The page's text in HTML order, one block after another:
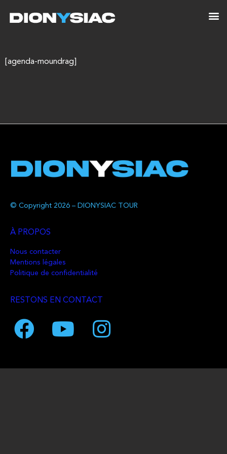
[agenda-moundrag]
© Copyright 2026 – DIONYSIAC TOUR
À PROPOS
Nous contacter
Mentions légales
Politique de confidentialité
RESTONS EN CONTACT